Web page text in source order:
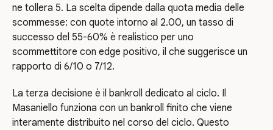
ne tollera 5. La scelta dipende dalla quota media delle
scommesse: con quote intorno al 2.00, un tasso di
successo del 55-60% è realistico per uno
scommettitore con edge positivo, il che suggerisce un
rapporto di 6/10 o 7/12.
La terza decisione è il bankroll dedicato al ciclo. Il
Masaniello funziona con un bankroll finito che viene
interamente distribuito nel corso del ciclo. Questo